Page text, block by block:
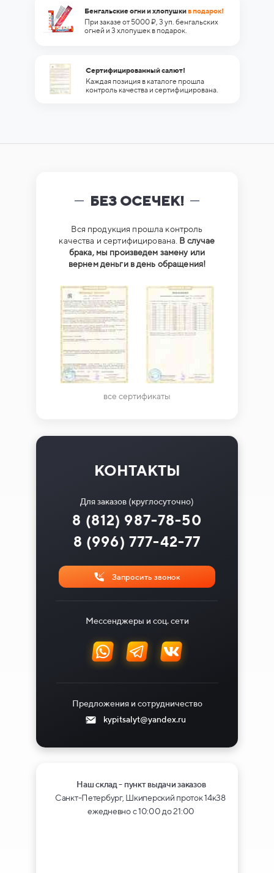
Бенгальские огни и хлопушкив подарок!
При заказе от 5000 ₽, 3 уп. бенгальских
огней и 3 хлопушек в подарок.
Сертифицированный салют!
Каждая позиция в каталоге прошла
контроль качества и сертифицирована.
БЕЗ ОСЕЧЕК!
Вся продукция прошла контроль
качества и сертифицирована. В случае
брака, мы произведем замену или
вернем деньги в день обращения!
все сертификаты
КОНТАКТЫ
Для заказов (круглосуточно)
8 (996) 777-42-77
8 (812) 987-78-50
Запросить звонок
Мессенджеры и соц. сети
Предложения и сотрудничество
kypitsalyt@yandex.ru
Наш склад - пункт выдачи заказов
Санкт-Петербург, Шкиперский проток 14к38
ежедневно с 10:00 до 21:00